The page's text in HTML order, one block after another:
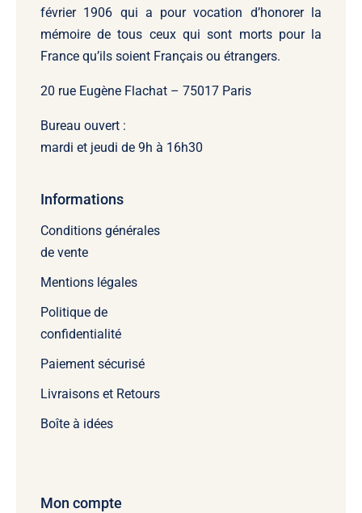
février 1906 qui a pour vocation d’honorer la
mémoire de tous ceux qui sont morts pour la
France qu’ils soient Français ou étrangers.
20 rue Eugène Flachat – 75017 Paris
Bureau ouvert :
mardi et jeudi de 9h à 16h30
Informations
Conditions générales
de vente
Mentions légales
Politique de
confidentialité
Paiement sécurisé
Livraisons et Retours
Boîte à idées
Mon compte